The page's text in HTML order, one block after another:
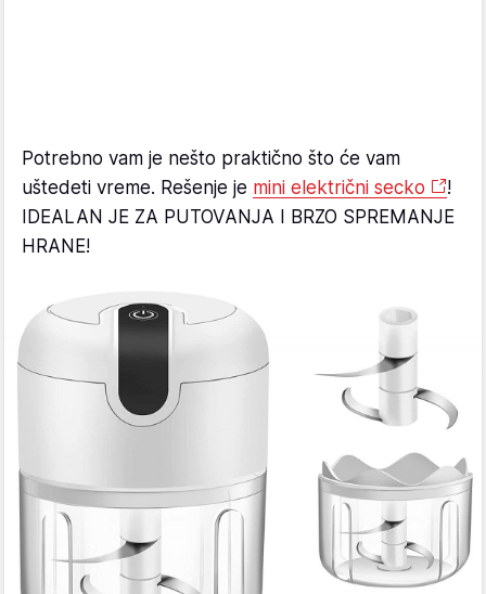
Potrebno vam je nešto praktično što će vam
uštedeti vreme. Rešenje je mini električni secko
!
IDEALAN JE ZA PUTOVANJA I BRZO SPREMANJE
HRANE!